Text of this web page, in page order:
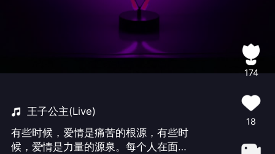
王子公主(Live)
有些时候，爱情是痛苦的根源，有些时
候，爱情是力量的源泉。每个人在面对
174
18